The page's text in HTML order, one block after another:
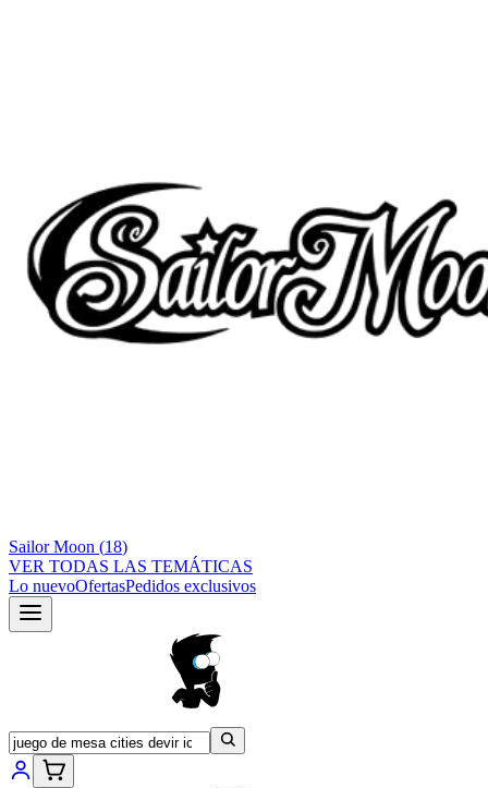
Sailor Moon (18)
VER TODAS LAS TEMÁTICAS
Lo nuevoOfertasPedidos exclusivos